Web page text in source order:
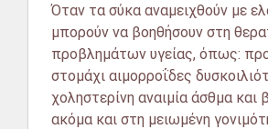
Όταν τα σύκα αναμειχθούν με
μπορούν να βοηθήσουν στη
προβλημάτων υγείας, όπως:
στομάχι αιμορροΐδες
χοληστερίνη αναιμία άσθμα και
ακόμα και στη μειωμένη